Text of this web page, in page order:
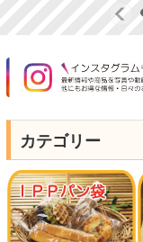
カテゴリー